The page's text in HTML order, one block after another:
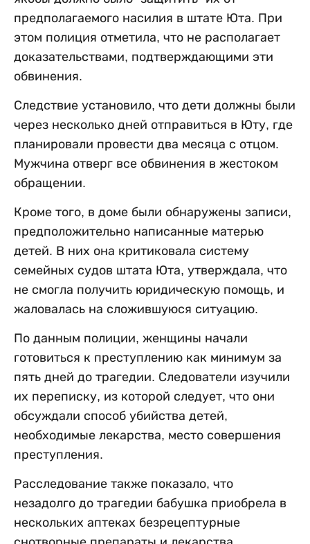
предполагаемого насилия в штате Юта. При
этом полиция отметила, что не располагает
доказательствами, подтверждающими эти
обвинения.
Следствие установило, что дети должны были
через несколько дней отправиться в Юту, где
планировали провести два месяца с отцом.
Мужчина отверг все обвинения в жестоком
обращении.
Кроме того, в доме были обнаружены записи,
предположительно написанные матерью
детей. В них она критиковала систему
семейных судов штата Юта, утверждала, что
не смогла получить юридическую помощь, и
жаловалась на сложившуюся ситуацию.
По данным полиции, женщины начали
готовиться к преступлению как минимум за
пять дней до трагедии. Следователи изучили
их переписку, из которой следует, что они
обсуждали способ убийства детей,
необходимые лекарства, место совершения
преступления.
Расследование также показало, что
незадолго до трагедии бабушка приобрела в
нескольких аптеках безрецептурные